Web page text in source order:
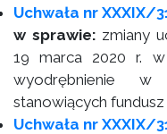
Uchwała nr XXXIX/
w sprawie: zmiany
19 marca 2020 r.
wyodrębnienie
stanowiących fundusz
Uchwała nr XXXIX/